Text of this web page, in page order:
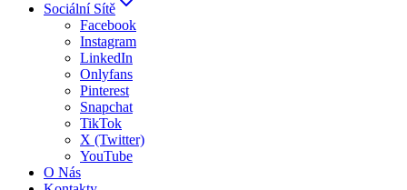
Sociální Sítě
Facebook
Instagram
LinkedIn
Onlyfans
Pinterest
Snapchat
TikTok
X (Twitter)
YouTube
O Nás